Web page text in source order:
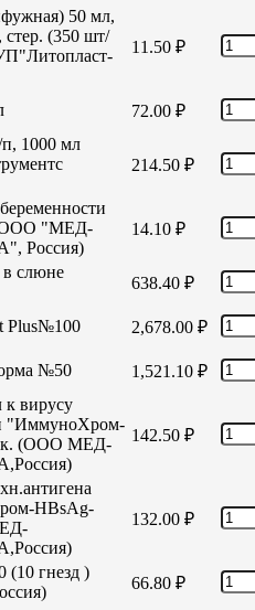
50 мл,
(350 шт/
11.50 ₽
72.00 ₽
1000 мл
214.50 ₽
(ООО "МЕД-
Россия)
14.10 ₽
в слюне
638.40 ₽
Plus№100 2,678.00 ₽
№50 1,521.10 ₽
к вирусу
"ИммуноХром-
(ООО МЕД-
142.50 ₽
HBsAg-
132.00 ₽
гнезд )
66.80 ₽